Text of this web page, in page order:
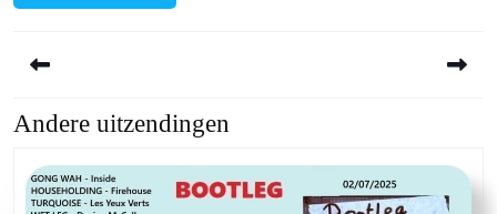
Previous
Andere uitzendingen